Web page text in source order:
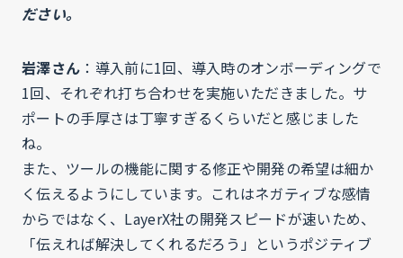
ださい。
岩澤さん ：導入前に1回、導入時のオンボーディングで
1回、それぞれ打ち合わせを実施いただきました。サ
ポートの手厚さは丁寧すぎるくらいだと感じました
ね。
また、ツールの機能に関する修正や開発の希望は細か
く伝えるようにしています。これはネガティブな感情
からではなく、LayerX社の開発スピードが速いため、
「伝えれば解決してくれるだろう」というポジティブ